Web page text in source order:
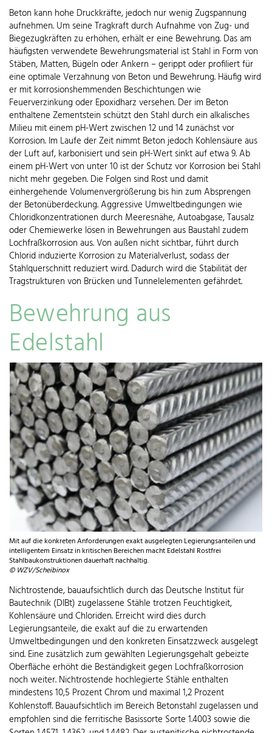
Beton kann hohe Druckkräfte, jedoch nur wenig Zugspannung
aufnehmen. Um seine Tragkraft durch Aufnahme von Zug- und
Biegezugkräften zu erhöhen, erhält er eine Bewehrung. Das am
häufigsten verwendete Bewehrungsmaterial ist Stahl in Form von
Stäben, Matten, Bügeln oder Ankern – gerippt oder profiliert für
eine optimale Verzahnung von Beton und Bewehrung. Häufig wird
er mit korrosionshemmenden Beschichtungen wie
Feuerverzinkung oder Epoxidharz versehen. Der im Beton
enthaltene Zementstein schützt den Stahl durch ein alkalisches
Milieu mit einem pH-Wert zwischen 12 und 14 zunächst vor
Korrosion. Im Laufe der Zeit nimmt Beton jedoch Kohlensäure aus
der Luft auf, karbonisiert und sein pH-Wert sinkt auf etwa 9. Ab
einem pH-Wert von unter 10 ist der Schutz vor Korrosion bei Stahl
nicht mehr gegeben. Die Folgen sind Rost und damit
einhergehende Volumenvergrößerung bis hin zum Absprengen
der Betonüberdeckung. Aggressive Umweltbedingungen wie
Chloridkonzentrationen durch Meeresnähe, Autoabgase, Tausalz
oder Chemiewerke lösen in Bewehrungen aus Baustahl zudem
Lochfraßkorrosion aus. Von außen nicht sichtbar, führt durch
Chlorid induzierte Korrosion zu Materialverlust, sodass der
Stahlquerschnitt reduziert wird. Dadurch wird die Stabilität der
Tragstrukturen von Brücken und Tunnelelementen gefährdet.
Bewehrung aus
Edelstahl
Mit auf die konkreten Anforderungen exakt ausgelegten Legierungsanteilen und
intelligentem Einsatz in kritischen Bereichen macht Edelstahl Rostfrei
Stahlbaukonstruktionen dauerhaft nachhaltig.
© WZV/Scheibinox
Nichtrostende, bauaufsichtlich durch das Deutsche Institut für
Bautechnik (DIBt) zugelassene Stähle trotzen Feuchtigkeit,
Kohlensäure und Chloriden. Erreicht wird dies durch
Legierungsanteile, die exakt auf die zu erwartenden
Umweltbedingungen und den konkreten Einsatzzweck ausgelegt
sind. Eine zusätzlich zum gewählten Legierungsgehalt gebeizte
Oberfläche erhöht die Beständigkeit gegen Lochfraßkorrosion
noch weiter. Nichtrostende hochlegierte Stähle enthalten
mindestens 10,5 Prozent Chrom und maximal 1,2 Prozent
Kohlenstoff. Bauaufsichtlich im Bereich Betonstahl zugelassen und
empfohlen sind die ferritische Basissorte Sorte 1.4003 sowie die